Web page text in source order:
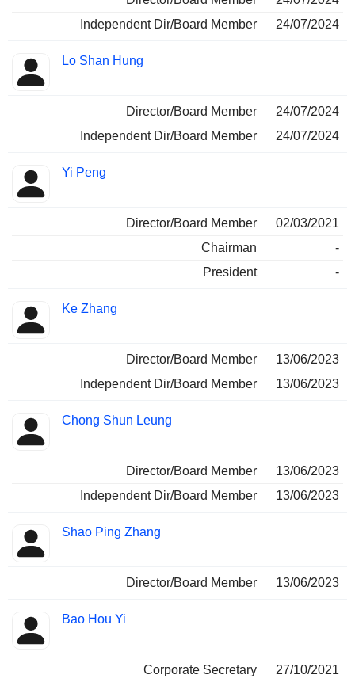
Independent Dir/Board Member
24/07/2024
Lo Shan Hung
Director/Board Member
24/07/2024
Independent Dir/Board Member
24/07/2024
Yi Peng
Director/Board Member
02/03/2021
Chairman
-
President
-
Ke Zhang
Director/Board Member
13/06/2023
Independent Dir/Board Member
13/06/2023
Chong Shun Leung
Director/Board Member
13/06/2023
Independent Dir/Board Member
13/06/2023
Shao Ping Zhang
Director/Board Member 13/06/2023
Bao Hou Yi
Corporate Secretary 27/10/2021